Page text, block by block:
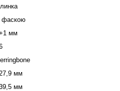
фаскою
мм
мм
мм